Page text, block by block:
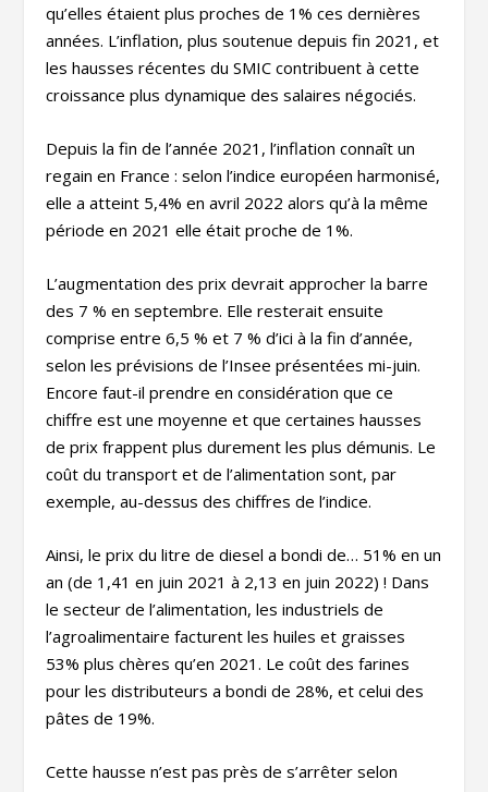
qu’elles étaient plus proches de 1% ces dernières
années. L’inflation, plus soutenue depuis fin 2021, et
les hausses récentes du SMIC contribuent à cette
croissance plus dynamique des salaires négociés.
Depuis la fin de l’année 2021, l’inflation connaît un
regain en France : selon l’indice européen harmonisé,
elle a atteint 5,4% en avril 2022 alors qu’à la même
période en 2021 elle était proche de 1%.
L’augmentation des prix devrait approcher la barre
des 7 % en septembre. Elle resterait ensuite
comprise entre 6,5 % et 7 % d’ici à la fin d’année,
selon les prévisions de l’Insee présentées mi-juin.
Encore faut-il prendre en considération que ce
chiffre est une moyenne et que certaines hausses
de prix frappent plus durement les plus démunis. Le
coût du transport et de l’alimentation sont, par
exemple, au-dessus des chiffres de l’indice.
Ainsi, le prix du litre de diesel a bondi de… 51% en un
an (de 1,41 en juin 2021 à 2,13 en juin 2022) ! Dans
le secteur de l’alimentation, les industriels de
l’agroalimentaire facturent les huiles et graisses
53% plus chères qu’en 2021. Le coût des farines
pour les distributeurs a bondi de 28%, et celui des
pâtes de 19%.
Cette hausse n’est pas près de s’arrêter selon